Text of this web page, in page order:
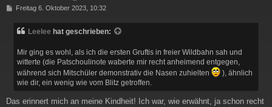
BFreitag 6. Oktober 2023, 10:32
Leelee hat geschrieben:
Mir ging es wohl, als ich die ersten Gruftis in freier Wildbahn sah und
witterte (die Patschoulinote waberte mir recht anheimend entgegen,
während sich Mitschüler demonstrativ die Nasen zuhielten
), ähnlich
wie dir, ein wenig wie vom Blitz getroffen.
Das erinnert mich an meine Kindheit! Ich war, wie erwähnt, ja schon recht